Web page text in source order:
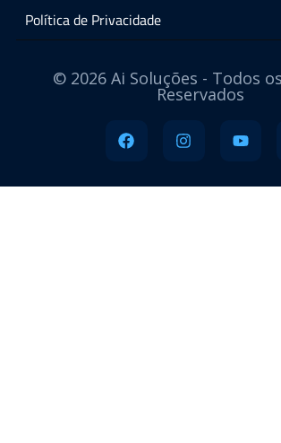
Política de Privacidade
© 2026 Ai Soluções - Todos
Reservados